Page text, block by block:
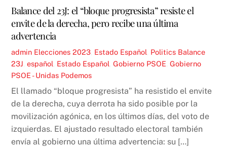
Balance del 23J: el “bloque progresista” resiste el
envite de la derecha, pero recibe una última
advertencia
admin Elecciones 2023 Estado Español Politics Balance
23J ,español Estado Español ,Gobierno PSOE ,Gobierno
PSOE - Unidas Podemos
El llamado “bloque progresista” ha resistido el envite
de la derecha, cuya derrota ha sido posible por la
movilización agónica, en los últimos días, del voto de
izquierdas. El ajustado resultado electoral también
envía al gobierno una última advertencia: su […]